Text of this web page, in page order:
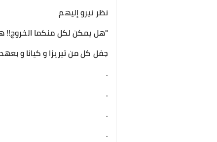
نظر نيرو إليهم
"هل يمكن لكل منكما الخروج!!
جفل كل من تيريزا و كيانا و
.
.
.
.